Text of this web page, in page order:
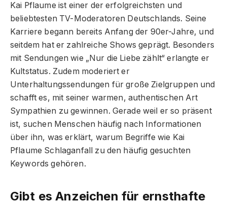
Kai Pflaume ist einer der erfolgreichsten und
beliebtesten TV-Moderatoren Deutschlands. Seine
Karriere begann bereits Anfang der 90er-Jahre, und
seitdem hat er zahlreiche Shows geprägt. Besonders
mit Sendungen wie „Nur die Liebe zählt“ erlangte er
Kultstatus. Zudem moderiert er
Unterhaltungssendungen für große Zielgruppen und
schafft es, mit seiner warmen, authentischen Art
Sympathien zu gewinnen. Gerade weil er so präsent
ist, suchen Menschen häufig nach Informationen
über ihn, was erklärt, warum Begriffe wie Kai
Pflaume Schlaganfall zu den häufig gesuchten
Keywords gehören.
Gibt es Anzeichen für ernsthafte